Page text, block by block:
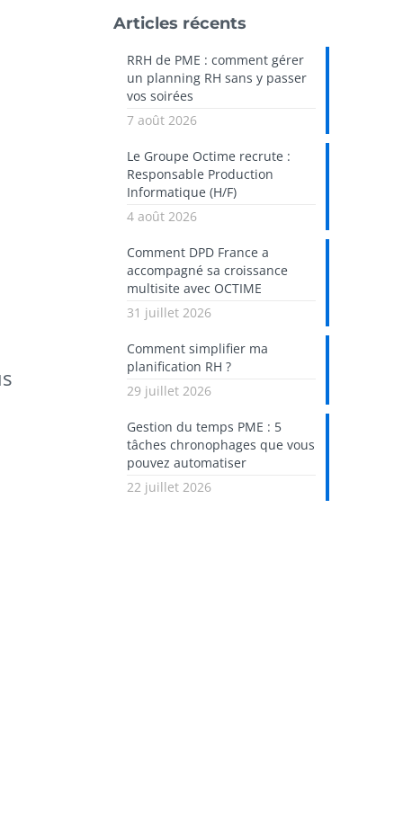
Articles récents
RRH de PME : comment gérer
un planning RH sans y passer
vos soirées
7 août 2026
Le Groupe Octime recrute :
Responsable Production
Informatique (H/F)
4 août 2026
Comment DPD France a
accompagné sa croissance
multisite avec OCTIME
31 juillet 2026
Comment simplifier ma
planification RH ?
29 juillet 2026
Gestion du temps PME : 5
tâches chronophages que vous
pouvez automatiser
22 juillet 2026